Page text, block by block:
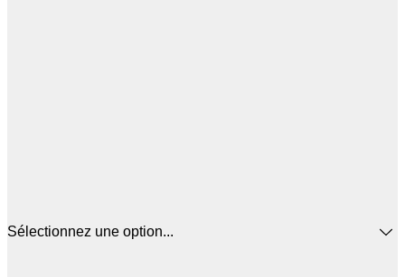
Sélectionnez une option...